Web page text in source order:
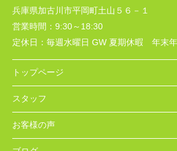
兵庫県加古川市平岡町土山５６－１
営業時間： 9:30～18:30
定休日： 毎週水曜日 GW 夏期休暇 年末
トップページ
スタッフ
お客様の声